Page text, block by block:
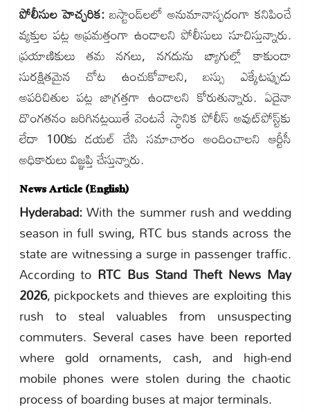
పోలీసుల హెచ్చరిక:బస్టాండ్‌లలో అనుమానాస్పదంగా కనిపించే
వ్యక్తుల పట్ల అప్రమత్తంగా ఉండాలని పోలీసులు సూచిస్తున్నారు.
ప్రయాణికులు తమ నగలు, నగదును బ్యాగుల్లో కాకుండా
సురక్షితమైన చోట ఉంచుకోవాలని, బస్సు ఎక్కేటప్పుడు
అపరిచితుల పట్ల జాగ్రత్తగా ఉండాలని కోరుతున్నారు. ఏదైనా
దొంగతనం జరిగినట్లయితే వెంటనే స్థానిక పోలీస్ అవుట్‌పోస్ట్‌కు
లేదా 100కు డయల్ చేసి సమాచారం అందించాలని ఆర్టీసీ
అధికారులు విజ్ఞప్తి చేస్తున్నారు.
News Article (English)
Hyderabad:With the summer rush and wedding
season in full swing, RTC bus stands across the
state are witnessing a surge in passenger traffic.
According to RTC Bus Stand Theft News May
2026, pickpockets and thieves are exploiting this
rush to steal valuables from unsuspecting
commuters. Several cases have been reported
where gold ornaments, cash, and high-end
mobile phones were stolen during the chaotic
process of boarding buses at major terminals.